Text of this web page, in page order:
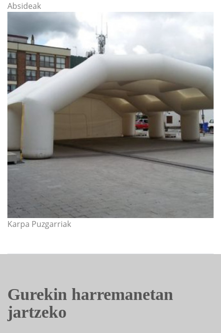
Absideak
Karpa Puzgarriak
Gurekin harremanetan
jartzeko